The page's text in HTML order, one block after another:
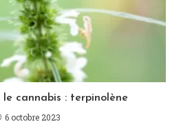
le cannabis : terpinolène
6 octobre 2023